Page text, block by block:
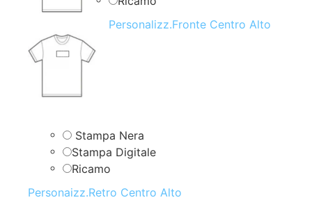
Personalizz.Fronte Centro Alto
Stampa Nera
Stampa Digitale
Ricamo
Personaizz.Retro Centro Alto